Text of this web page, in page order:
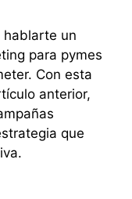
hablarte un
para pymes
Con esta
anterior,
que